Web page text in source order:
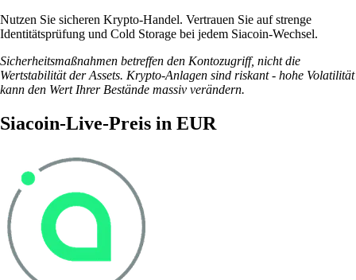
Nutzen Sie sicheren Krypto-Handel. Vertrauen Sie auf strenge
Identitätsprüfung und Cold Storage bei jedem Siacoin-Wechsel.
Sicherheitsmaßnahmen betreffen den Kontozugriff, nicht die
Wertstabilität der Assets. Krypto-Anlagen sind riskant - hohe Volatilität
kann den Wert Ihrer Bestände massiv verändern.
Siacoin-Live-Preis in EUR